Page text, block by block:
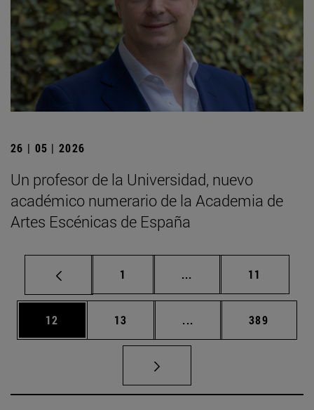
26 | 05 | 2026
Un profesor de la Universidad, nuevo
académico numerario de la Academia de
Artes Escénicas de España
Página
1 ... Páginas intermedias
Página
11
Página
12 Página
13 ... Páginas intermedias
Página
389